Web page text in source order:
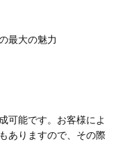
最大の魅力
可能です。お客様によ
ありますので、その際